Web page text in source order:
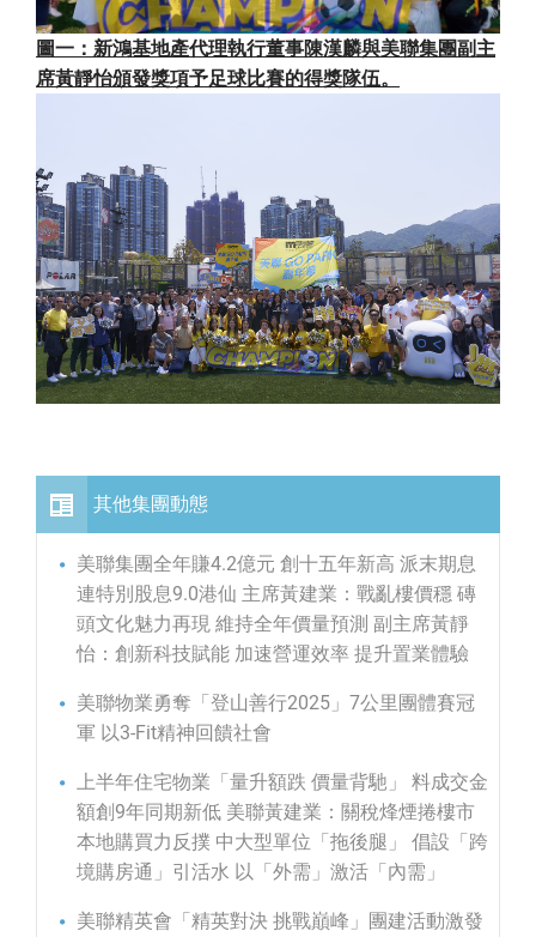
圖一：新鴻基地產代理執行董事陳漢麟與美聯集團副主
席黃靜怡頒發獎項予足球比賽的得獎隊伍。
其他集團動態
美聯集團全年賺4.2億元 創十五年新高 派末期息
連特別股息9.0港仙 主席黃建業：戰亂樓價穩 磚
頭文化魅力再現 維持全年價量預測 副主席黃靜
怡：創新科技賦能 加速營運效率 提升置業體驗
美聯物業勇奪「登山善行2025」7公里團體賽冠
軍 以3-Fit精神回饋社會
上半年住宅物業「量升額跌 價量背馳」 料成交金
額創9年同期新低 美聯黃建業：關稅烽煙捲樓市
本地購買力反撲 中大型單位「拖後腿」 倡設「跨
境購房通」引活水 以「外需」激活「內需」
美聯精英會「精英對決 挑戰巔峰」團建活動激發